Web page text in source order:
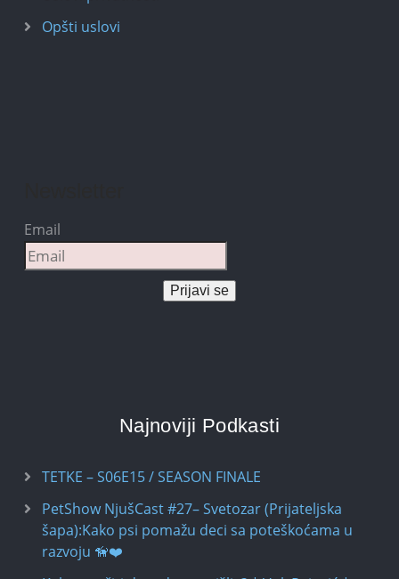
Opšti uslovi
Email
Prijavi se
Najnoviji Podkasti
TETKE – S06E15 / SEASON FINALE
PetShow NjušCast #27– Svetozar (Prijateljska
šapa):Kako psi pomažu deci sa poteškoćama u
razvoju 🦮❤️